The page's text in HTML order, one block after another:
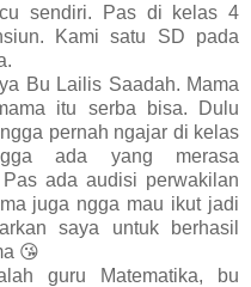
sendiri. Pas di kelas 4
Kami satu SD pada
Bu Lailis Saadah. Mama
itu serba bisa. Dulu
pernah ngajar di kelas
ada yang merasa
ada audisi perwakilan
juga ngga mau ikut jadi
saya untuk berhasil
😘
guru Matematika, bu